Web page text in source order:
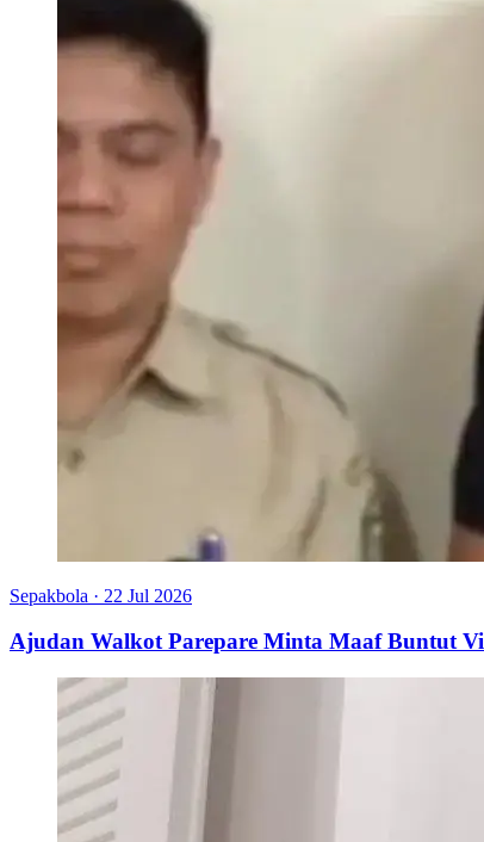
Sepakbola · 22 Jul 2026
Ajudan Walkot Parepare Minta Maaf Buntut